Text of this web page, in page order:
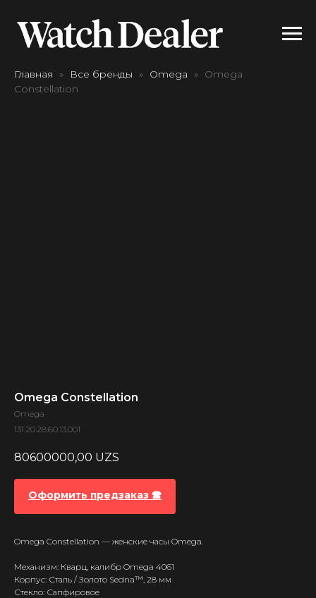
Главная Все бренды Omega
Omega
Constellation
Omega Constellation
Omega
131.20.28.60.13.001
80600000,00 UZS
Оформить предзаказ 🕿
Omega Constellation — женские часы Omega.
Механизм: Кварц, калибр Omega 4061
Корпус: Сталь / Золото Sedna™, 28 мм
Стекло: Сапфировое